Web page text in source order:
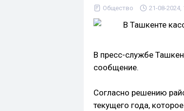
Общество 21-08-2024,
В пресс-службе
сообщение.
Согласно решению
текущего года,